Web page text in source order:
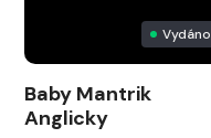
Vydáno
Baby Mantrik
Anglicky